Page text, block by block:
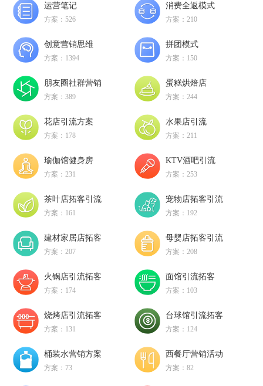
运营笔记
方案：526
消费全返模式
方案：210
创意营销思维
方案：1394
拼团模式
方案：150
朋友圈社群营销
方案：389
蛋糕烘焙店
方案：244
花店引流方案
方案：178
水果店引流
方案：211
瑜伽馆健身房
方案：231
KTV酒吧引流
方案：253
茶叶店拓客引流
方案：161
宠物店拓客引流
方案：192
建材家居店拓客
方案：207
母婴店拓客引流
方案：208
火锅店引流拓客
方案：174
面馆引流拓客
方案：103
烧烤店引流拓客
方案：131
台球馆引流拓客
方案：124
桶装水营销方案
方案：73
西餐厅营销活动
方案：82